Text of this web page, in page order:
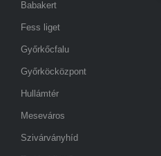
Babakert
Fess liget
Győrkőcfalu
Győrköcközpont
Hullámtér
Meseváros
Szivárványhíd